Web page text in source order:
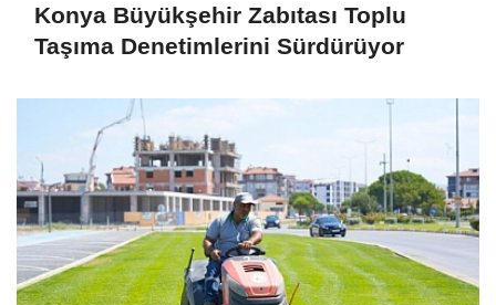
Konya Büyükşehir Zabıtası Toplu
Taşıma Denetimlerini Sürdürüyor